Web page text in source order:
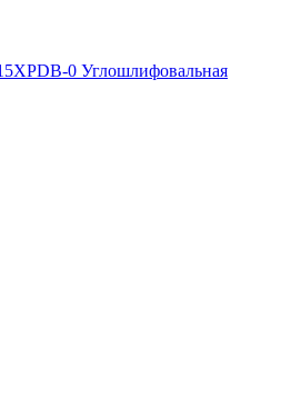
0 Углошлифовальная